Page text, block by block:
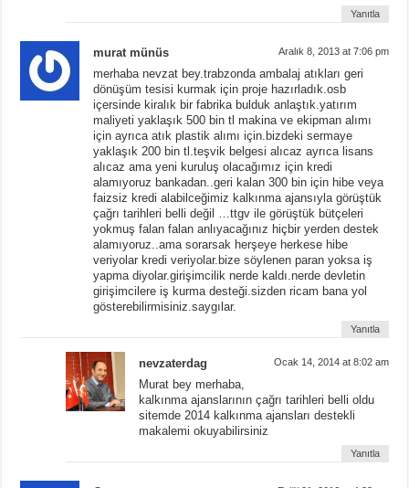
Yanıtla
murat münüs Aralık 8, 2013 at 7:06 pm
merhaba nevzat bey.trabzonda ambalaj atıkları geri
dönüşüm tesisi kurmak için proje hazırladık.osb
içersinde kiralık bir fabrika bulduk anlaştık.yatırım
maliyeti yaklaşık 500 bin tl makina ve ekipman alımı
için ayrıca atık plastik alımı için.bizdeki sermaye
yaklaşık 200 bin tl.teşvik belgesi alıcaz ayrıca lisans
alıcaz ama yeni kuruluş olacağımız için kredi
alamıyoruz bankadan..geri kalan 300 bin için hibe veya
faizsiz kredi alabilceğimiz kalkınma ajansıyla görüştük
çağrı tarihleri belli değil …ttgv ile görüştük bütçeleri
yokmuş falan falan anlıyacağınız hiçbir yerden destek
alamıyoruz..ama sorarsak herşeye herkese hibe
veriyolar kredi veriyolar.bize söylenen paran yoksa iş
yapma diyolar.girişimcilik nerde kaldı.nerde devletin
girişimcilere iş kurma desteği.sizden ricam bana yol
gösterebilirmisiniz.saygılar.
Yanıtla
nevzaterdag Ocak 14, 2014 at 8:02 am
Murat bey merhaba,
kalkınma ajanslarının çağrı tarihleri belli oldu
sitemde 2014 kalkınma ajansları destekli
makalemi okuyabilirsiniz
Yanıtla